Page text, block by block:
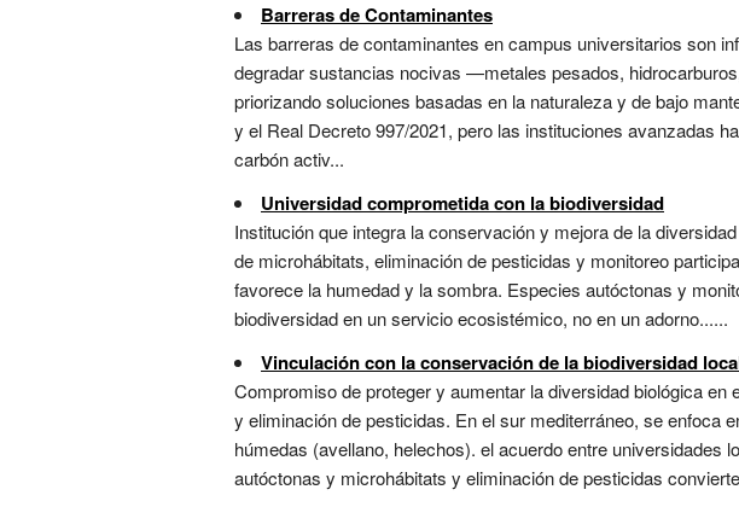
Barreras de Contaminantes
Las barreras de contaminantes en campus universitarios son
degradar sustancias nocivas —metales pesados,
priorizando soluciones basadas en la naturaleza y de bajo
y el Real Decreto 997/2021, pero las instituciones avanzadas
carbón activ...
Universidad comprometida con la biodiversidad
Institución que integra la conservación y mejora de la
de microhábitats, eliminación de pesticidas y monitoreo
favorece la humedad y la sombra. Especies autóctonas y
biodiversidad en un servicio ecosistémico, no en un adorno......
Vinculación con la conservación de la biodiversidad
Compromiso de proteger y aumentar la diversidad biológica
y eliminación de pesticidas. En el sur mediterráneo, se enfoca
húmedas (avellano, helechos). el acuerdo entre
autóctonas y microhábitats y eliminación de pesticidas